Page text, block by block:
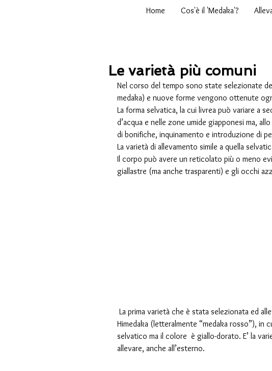
Home Cos'è il 'Medaka'?
Le varietà più comuni
Nel corso del tempo sono state selezionate
medaka) e nuove forme vengono ottenute
La forma selvatica, la cui livrea può variare a
d’acqua e nelle zone umide giapponesi ma,
di bonifiche, inquinamento e introduzione di
La varietà di allevamento simile a quella
Il corpo può avere un reticolato più o meno
giallastre (ma anche trasparenti) e gli occhi
Himedaka (letteralmente “medaka rosso”), in
selvatico ma il colore  è giallo-dorato. E’ la
allevare, anche all’esterno.